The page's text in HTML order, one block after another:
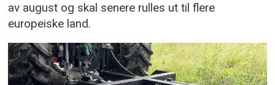
av august og skal senere rulles ut til flere
europeiske land.